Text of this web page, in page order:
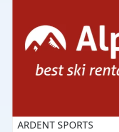
ARDENT SPORTS